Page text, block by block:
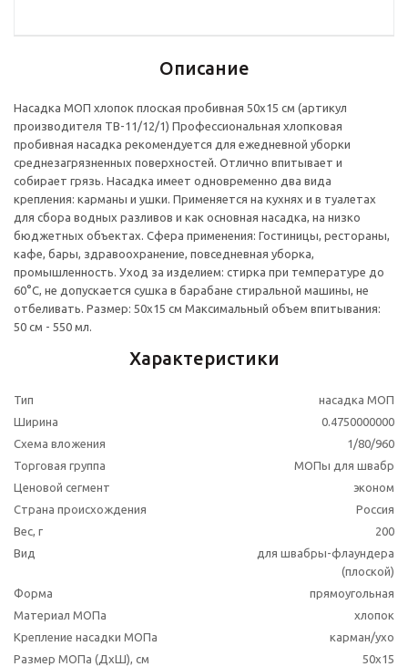
Описание
Насадка МОП хлопок плоская пробивная 50x15 см (артикул
производителя ТВ-11/12/1) Профессиональная хлопковая
пробивная насадка рекомендуется для ежедневной уборки
среднезагрязненных поверхностей. Отлично впитывает и
собирает грязь. Насадка имеет одновременно два вида
крепления: карманы и ушки. Применяется на кухнях и в туалетах
для сбора водных разливов и как основная насадка, на низко
бюджетных объектах. Сфера применения: Гостиницы, рестораны,
кафе, бары, здравоохранение, повседневная уборка,
промышленность. Уход за изделием: стирка при температуре до
60°С, не допускается сушка в барабане стиральной машины, не
отбеливать. Размер: 50x15 см Максимальный объем впитывания:
50 см - 550 мл.
Характеристики
Тип
насадка МОП
Ширина
0.4750000000
Схема вложения
1/80/960
Торговая группа
МОПы для швабр
Ценовой сегмент
эконом
Страна происхождения
Россия
Вес, г
200
Вид
для швабры-флаундера
(плоской)
Форма
прямоугольная
Материал МОПа
хлопок
Крепление насадки МОПа
карман/ухо
Размер МОПа (ДхШ), см
50x15